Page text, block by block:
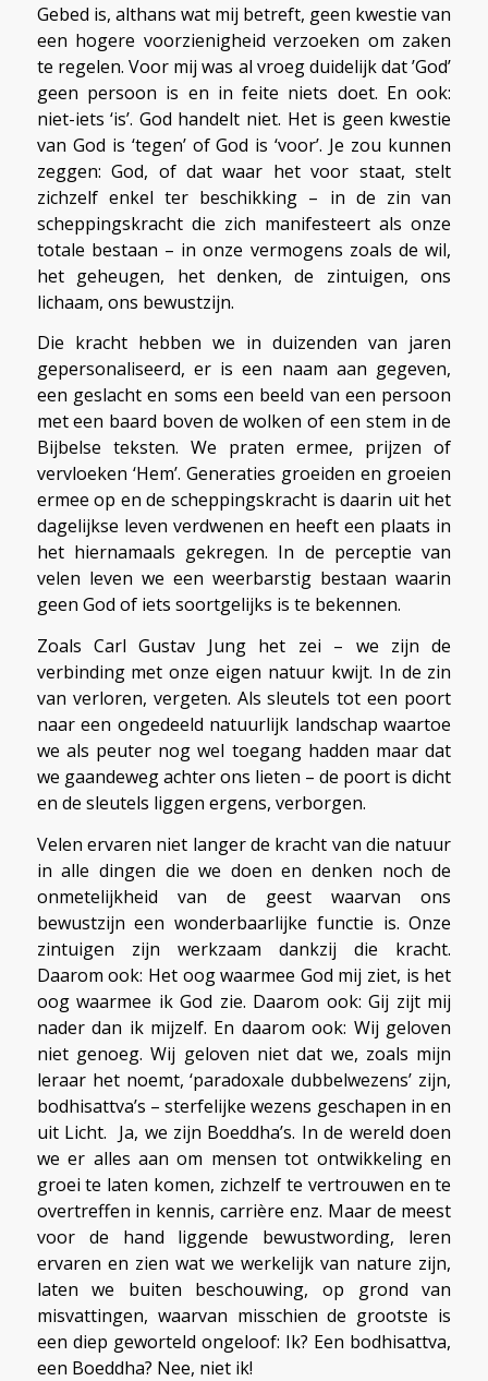
Gebed is, althans wat mij betreft, geen kwestie van
een hogere voorzienigheid verzoeken om zaken
te regelen. Voor mij was al vroeg duidelijk dat ’God’
geen persoon is en in feite niets doet. En ook:
niet-iets ‘is’. God handelt niet. Het is geen kwestie
van God is ‘tegen’ of God is ‘voor’. Je zou kunnen
zeggen: God, of dat waar het voor staat, stelt
zichzelf enkel ter beschikking – in de zin van
scheppingskracht die zich manifesteert als onze
totale bestaan – in onze vermogens zoals de wil,
het geheugen, het denken, de zintuigen, ons
lichaam, ons bewustzijn.
Die kracht hebben we in duizenden van jaren
gepersonaliseerd, er is een naam aan gegeven,
een geslacht en soms een beeld van een persoon
met een baard boven de wolken of een stem in de
Bijbelse teksten. We praten ermee, prijzen of
vervloeken ‘Hem’. Generaties groeiden en groeien
ermee op en de scheppingskracht is daarin uit het
dagelijkse leven verdwenen en heeft een plaats in
het hiernamaals gekregen. In de perceptie van
velen leven we een weerbarstig bestaan waarin
geen God of iets soortgelijks is te bekennen.
Zoals Carl Gustav Jung het zei – we zijn de
verbinding met onze eigen natuur kwijt. In de zin
van verloren, vergeten. Als sleutels tot een poort
naar een ongedeeld natuurlijk landschap waartoe
we als peuter nog wel toegang hadden maar dat
we gaandeweg achter ons lieten – de poort is dicht
en de sleutels liggen ergens, verborgen.
Velen ervaren niet langer de kracht van die natuur
in alle dingen die we doen en denken noch de
onmetelijkheid van de geest waarvan ons
bewustzijn een wonderbaarlijke functie is. Onze
zintuigen zijn werkzaam dankzij die kracht.
Daarom ook: Het oog waarmee God mij ziet, is het
oog waarmee ik God zie. Daarom ook: Gij zijt mij
nader dan ik mijzelf. En daarom ook: Wij geloven
niet genoeg. Wij geloven niet dat we, zoals mijn
leraar het noemt, ‘paradoxale dubbelwezens’ zijn,
bodhisattva’s – sterfelijke wezens geschapen in en
uit Licht. Ja, we zijn Boeddha’s. In de wereld doen
we er alles aan om mensen tot ontwikkeling en
groei te laten komen, zichzelf te vertrouwen en te
overtreffen in kennis, carrière enz. Maar de meest
voor de hand liggende bewustwording, leren
ervaren en zien wat we werkelijk van nature zijn,
laten we buiten beschouwing, op grond van
misvattingen, waarvan misschien de grootste is
een diep geworteld ongeloof: Ik? Een bodhisattva,
een Boeddha? Nee, niet ik!